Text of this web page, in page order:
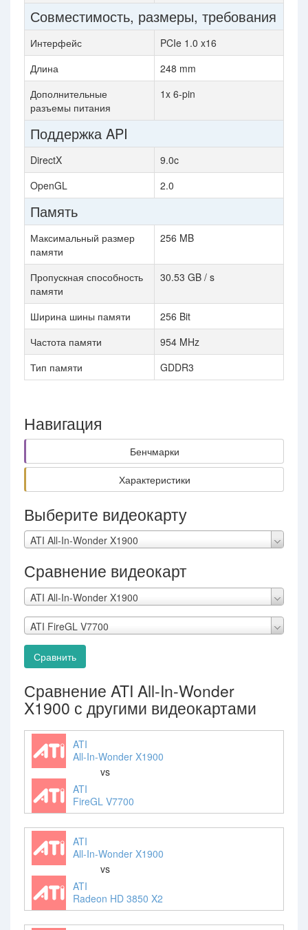
Совместимость, размеры, требования
Интерфейс
PCIe 1.0 x16
Длина
248 mm
Дополнительные
разъемы питания
1x 6-pin
Поддержка API
DirectX
9.0c
OpenGL
2.0
Память
Максимальный размер
памяти
256 MB
Пропускная способность
памяти
30.53 GB / s
Ширина шины памяти
256 Bit
Частота памяти
954 MHz
Тип памяти
GDDR3
Навигация
Бенчмарки
Характеристики
Выберите видеокарту
ATI All-In-Wonder X1900
Сравнение видеокарт
ATI All-In-Wonder X1900
ATI FireGL V7700
Сравнить
Сравнение ATI All-In-Wonder
X1900 с другими видеокартами
ATI
All-In-Wonder X1900
vs
ATI
FireGL V7700
ATI
All-In-Wonder X1900
vs
ATI
Radeon HD 3850 X2